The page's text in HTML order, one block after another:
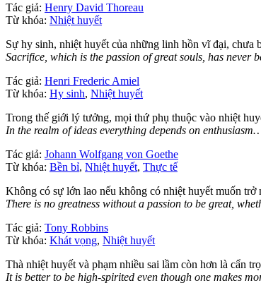
Tác giả: Henry David Thoreau
Từ khóa: Nhiệt huyết
Sự hy sinh, nhiệt huyết của những linh hồn vĩ đại, chưa
Sacrifice, which is the passion of great souls, has never
Tác giả: Henri Frederic Amiel
Từ khóa: Hy sinh, Nhiệt huyết
Trong thế giới lý tưởng, mọi thứ phụ thuộc vào nhiệt
In the realm of ideas everything depends on
Tác giả: Johann Wolfgang von Goethe
Từ khóa: Bền bỉ, Nhiệt huyết, Thực tế
Không có sự lớn lao nếu không có nhiệt huyết muốn
There is no greatness without a passion to be great,
Tác giả: Tony Robbins
Từ khóa: Khát vọng, Nhiệt huyết
Thà nhiệt huyết và phạm nhiều sai lầm còn hơn là cẩn
It is better to be high-spirited even though one makes